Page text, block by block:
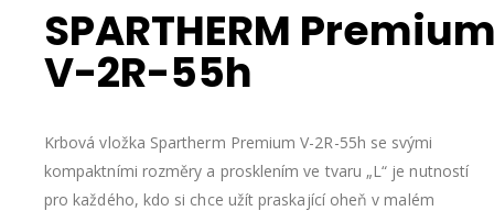
SPARTHERM
V-2R-55h
Krbová vložka Spartherm Premium V-2R-55h se svými
kompaktními rozměry a prosklením ve tvaru „L“ je nutností
pro každého, kdo si chce užít praskající oheň v malém